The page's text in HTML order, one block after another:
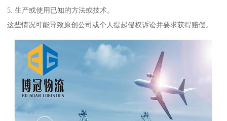
5. 生产或使用已知的方法或技术。
这些情况可能导致原创公司或个人提起侵权诉讼并要求获得赔偿。